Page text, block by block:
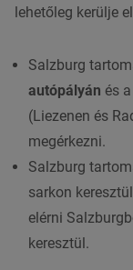
lehetőleg kerülje
Salzburg
autópályán és a
(Liezenen és
megérkezni.
Salzburg
sarkon
elérni
keresztül.